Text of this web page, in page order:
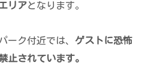
リアとなります。
ーク付近では、 ゲストに恐怖
止されています。